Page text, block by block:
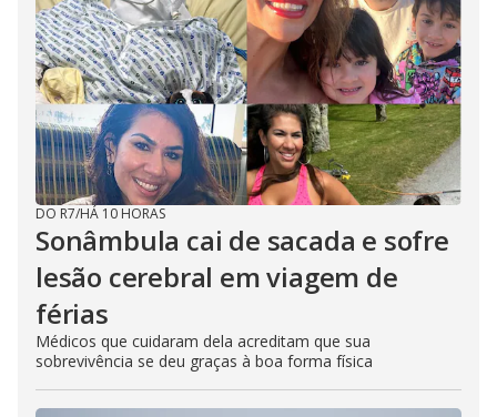
DO R7/HÁ 10 HORAS
Sonâmbula cai de sacada e sofre
lesão cerebral em viagem de
férias
Médicos que cuidaram dela acreditam que sua
sobrevivência se deu graças à boa forma física